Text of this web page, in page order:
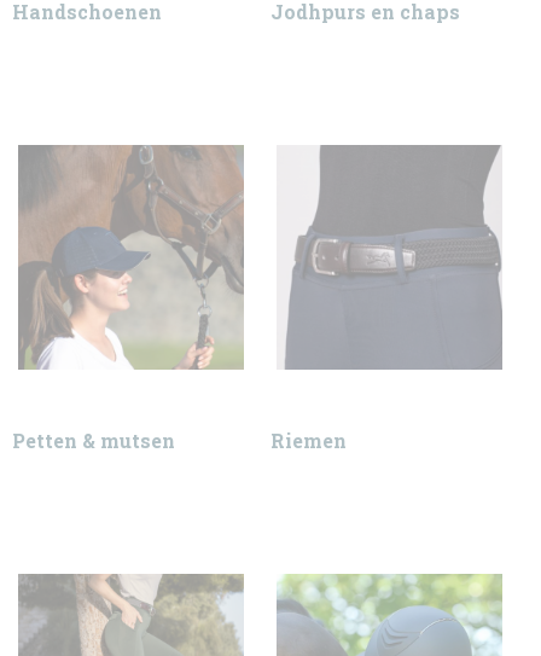
Handschoenen Jodhpurs en chaps
Petten & mutsen Riemen